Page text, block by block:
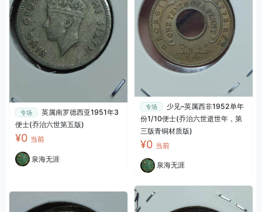
专场
英属南罗德西亚1951年3
便士(乔治六世第五版)
¥0 当前
泉海无涯
专场
少见–英属西非1952单年
份1/10便士(乔治六世逝世年，第
三版青铜材质版)
¥0 当前
泉海无涯